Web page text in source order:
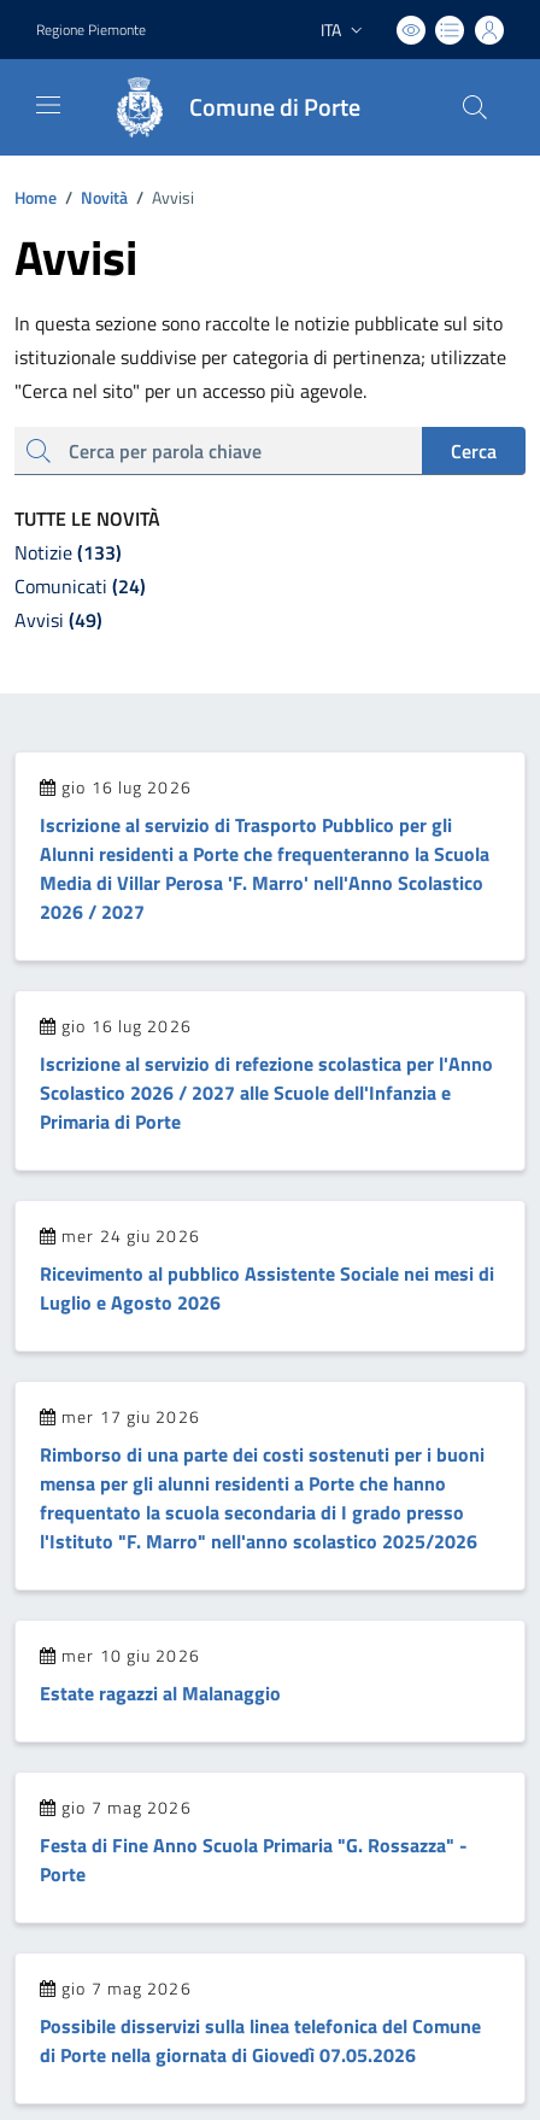
Regione Piemonte Lingua attiva:
ITA
Comune di Porte
Home / Novità / Avvisi
Avvisi
In questa sezione sono raccolte le notizie pubblicate sul sito
istituzionale suddivise per categoria di pertinenza; utilizzate
"Cerca nel sito" per un accesso più agevole.
cerca
Cerca
TUTTE LE NOVITÀ
Notizie(133)
Comunicati (24)
Avvisi (49)
gio 16 lug 2026
Iscrizione al servizio di Trasporto Pubblico per gli
Alunni residenti a Porte che frequenteranno la Scuola
Media di Villar Perosa 'F. Marro' nell'Anno Scolastico
2026 / 2027
gio 16 lug 2026
Iscrizione al servizio di refezione scolastica per l'Anno
Scolastico 2026 / 2027 alle Scuole dell'Infanzia e
Primaria di Porte
mer 24 giu 2026
Ricevimento al pubblico Assistente Sociale nei mesi di
Luglio e Agosto 2026
mer 17 giu 2026
Rimborso di una parte dei costi sostenuti per i buoni
mensa per gli alunni residenti a Porte che hanno
frequentato la scuola secondaria di I grado presso
l'Istituto "F. Marro" nell'anno scolastico 2025/2026
mer 10 giu 2026
Estate ragazzi al Malanaggio
gio 7 mag 2026
Festa di Fine Anno Scuola Primaria "G. Rossazza" -
Porte
gio 7 mag 2026
Possibile disservizi sulla linea telefonica del Comune
di Porte nella giornata di Giovedì 07.05.2026